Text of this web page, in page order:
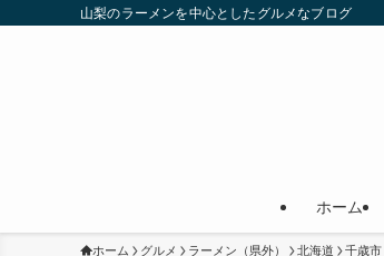
山梨のラーメンを中心としたグルメなブログ
ホーム
ホーム グルメ ラーメン（県外） 北海道 千歳市